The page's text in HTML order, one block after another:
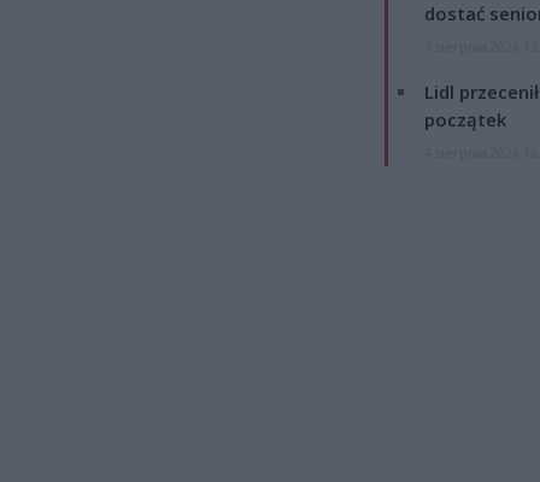
dostać
Lidl
początek